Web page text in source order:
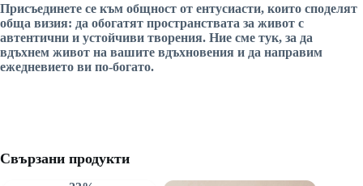
Присъединете се към общност от ентусиасти, които споделят
обща визия: да обогатят пространствата за живот с
автентични и устойчиви творения. Ние сме тук, за да
вдъхнем живот на вашите вдъхновения и да направим
ежедневието ви по-богато.
Свързани продукти